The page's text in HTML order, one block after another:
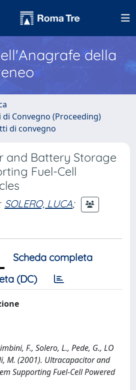
della
Convegno (Proceeding)
di convegno
and Battery Storage
Fuel-Cell
SOLERO, LUCA;
Scheda completa
(DC)
F., Solero, L., Pede, G., LO
M. (2001). Ultracapacitor and
Supporting Fuel-Cell Powered